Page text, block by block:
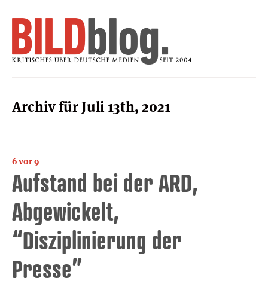
Archiv für Juli 13th, 2021
6 vor 9
Aufstand bei der ARD,
Abgewickelt,
“Disziplinierung der
Presse”